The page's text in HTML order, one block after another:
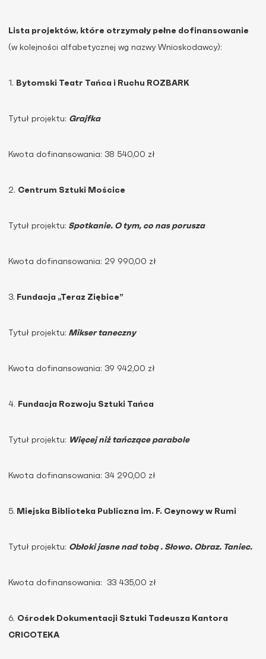
Lista projektów, które otrzymały pełne dofinansowanie
(w kolejności alfabetycznej wg nazwy Wnioskodawcy):
1. Bytomski Teatr Tańca i Ruchu ROZBARK
Tytuł projektu: Grajfka
Kwota dofinansowania: 38 540,00 zł
2. Centrum Sztuki Mościce
Tytuł projektu: Spotkanie. O tym, co nas porusza
Kwota dofinansowania: 29 990,00 zł
3. Fundacja „Teraz Ziębice”
Tytuł projektu: Mikser taneczny
Kwota dofinansowania: 39 942,00 zł
4. Fundacja Rozwoju Sztuki Tańca
Tytuł projektu: Więcej niż tańczące parabole
Kwota dofinansowania: 34 290,00 zł
5. Miejska Biblioteka Publiczna im. F. Ceynowy w Rumi
Tytuł projektu: Obłoki jasne nad tobą . Słowo. Obraz. Taniec.
Kwota dofinansowania: 33 435,00 zł
6. Ośrodek Dokumentacji Sztuki Tadeusza Kantora
CRICOTEKA